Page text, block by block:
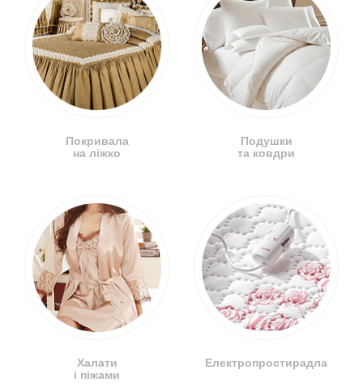
Покривала
на ліжко
Халати
і піжами
Подушки
та ковдри
Електропростирадла